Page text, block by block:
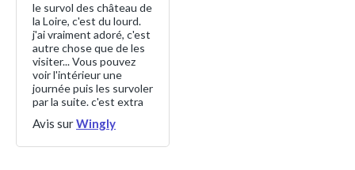
le survol des château de
la Loire, c'est du lourd.
j'ai vraiment adoré, c'est
autre chose que de les
visiter... Vous pouvez
voir l'intérieur une
journée puis les survoler
par la suite. c'est extra
Avis surWingly